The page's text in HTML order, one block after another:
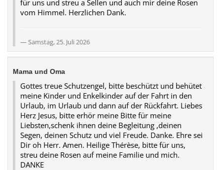
für uns und streu a Sellen und auch mir deine Rosen
vom Himmel. Herzlichen Dank.
Samstag, 25. Juli 2026
Mama und Oma
Gottes treue Schutzengel, bitte beschützt und behütet
meine Kinder und Enkelkinder auf der Fahrt in den
Urlaub, im Urlaub und dann auf der Rückfahrt. Liebes
Herz Jesus, bitte erhör meine Bitte für meine
Liebsten,schenk ihnen deine Begleitung ,deinen
Segen, deinen Schutz und viel Freude. Danke. Ehre sei
Dir oh Herr. Amen. Heilige Thérèse, bitte für uns,
streu deine Rosen auf meine Familie und mich.
DANKE